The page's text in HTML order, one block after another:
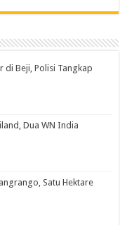
di Beji, Polisi Tangkap
Dua WN India
Satu Hektare